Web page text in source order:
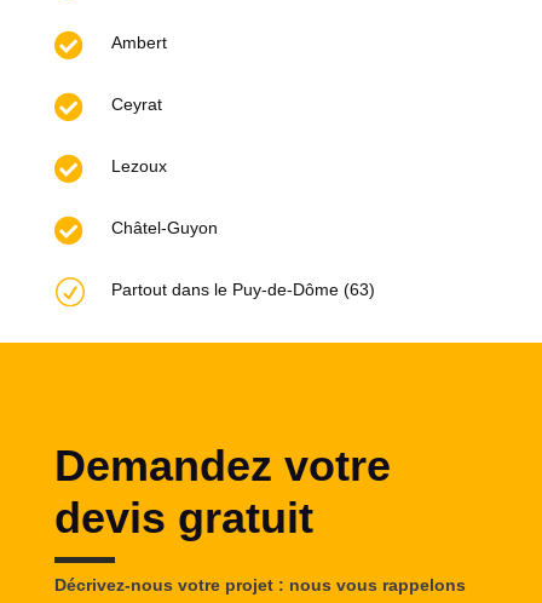
 Ambert
 Ceyrat
 Lezoux
 Châtel-Guyon
R Partout dans le Puy-de-Dôme (63)
Demandez votre
devis gratuit
Décrivez-nous votre projet : nous vous rappelons